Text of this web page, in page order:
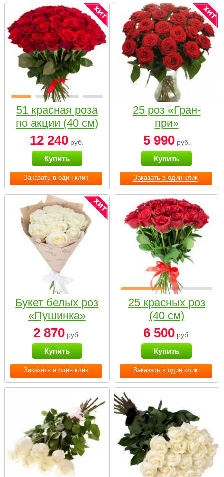
Заказать в один клик
51 красная роза
по акции (40 см)
12 240 руб.
Купить
Заказать в один клик
25 роз «Гран-
при»
5 990руб.
Купить
Заказать в один клик
Букет белых роз
«Пушинка»
2 870 руб.
Купить
Заказать в один клик
25 красных роз
(40 см)
6 500руб.
Купить